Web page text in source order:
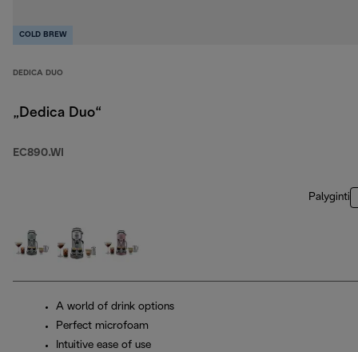
COLD BREW
DEDICA DUO
„Dedica Duo“
EC890.WI
Palyginti
A world of drink options
Perfect microfoam
Intuitive ease of use